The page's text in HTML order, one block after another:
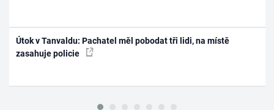
Útok v Tanvaldu: Pachatel měl pobodat tři lidi, na místě
zasahuje policie